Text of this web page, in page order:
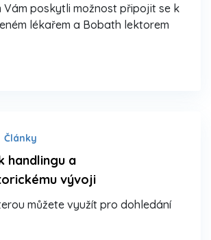
Vám poskytli možnost připojit se k
lékařem a Bobath lektorem
Články
handlingu a
vývoji
můžete využít pro dohledání